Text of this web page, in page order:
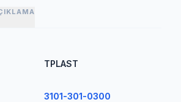
TPLAST
3101-301-0300